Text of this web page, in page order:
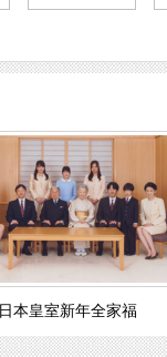
日本皇室新年全家福